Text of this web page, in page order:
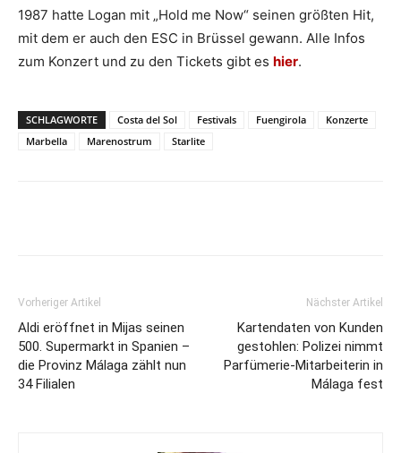
1987 hatte Logan mit „Hold me Now“ seinen größten Hit,
mit dem er auch den ESC in Brüssel gewann. Alle Infos
zum Konzert und zu den Tickets gibt es hier.
SCHLAGWORTE Costa del Sol Festivals Fuengirola
Konzerte
Marbella
Marenostrum Starlite
Vorheriger Artikel
Aldi eröffnet in Mijas seinen
500. Supermarkt in Spanien –
die Provinz Málaga zählt nun
34 Filialen
Nächster Artikel
Kartendaten von Kunden
gestohlen: Polizei nimmt
Parfümerie-Mitarbeiterin in
Málaga fest